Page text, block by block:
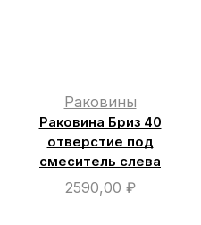
Раковины
Раковина Бриз 40
отверстие под
смеситель слева
2590,00 ₽